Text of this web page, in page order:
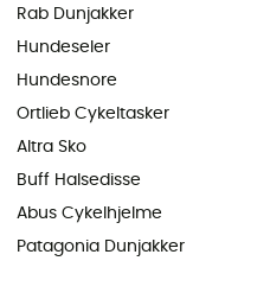
Rab Dunjakker
Hundeseler
Hundesnore
Ortlieb Cykeltasker
Altra Sko
Buff Halsedisse
Abus Cykelhjelme
Patagonia Dunjakker